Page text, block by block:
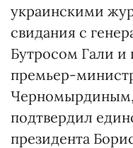
украинскими
свидания с
Бутросом Гали и
премьер-
подтвердил
президента